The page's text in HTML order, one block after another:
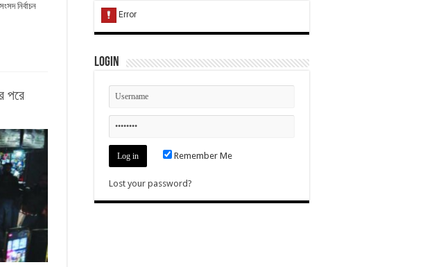
নির্বাচন
পরে
Login
Remember Me
Lost your password?